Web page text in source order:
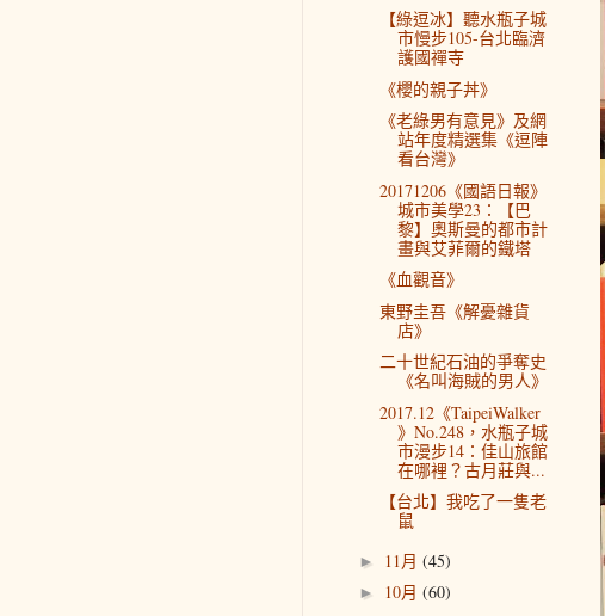
【綠逗冰】聽水瓶子城
市慢步105-台北臨濟
護國禪寺
《櫻的親子丼》
《老綠男有意見》及網
站年度精選集《逗陣
看台灣》
20171206《國語日報》
城市美學23：【巴
黎】奧斯曼的都市計
畫與艾菲爾的鐵塔
《血觀音》
東野圭吾《解憂雜貨
店》
二十世紀石油的爭奪史
《名叫海賊的男人》
2017.12《TaipeiWalker
》No.248，水瓶子城
市漫步14：佳山旅館
在哪裡？古月莊與...
【台北】我吃了一隻老
鼠
► 11月 (45)
► 10月 (60)